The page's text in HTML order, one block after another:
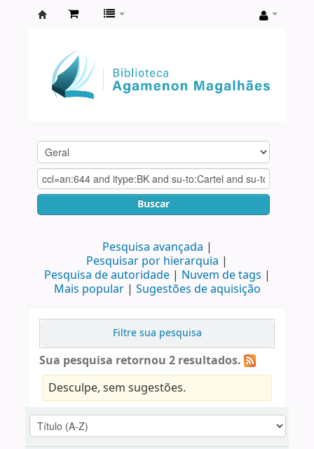
Agamenon
Magalhães
Buscar
Pesquisa avançada
Pesquisar por hierarquia
Pesquisa de autoridade
Nuvem de tags
Mais popular
Sugestões de aquisição
Filtre sua pesquisa
Sua pesquisa retornou 2 resultados.
Desculpe, sem sugestões.